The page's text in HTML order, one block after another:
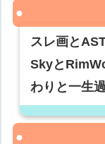
スレ画と
Skyと
わりと一生